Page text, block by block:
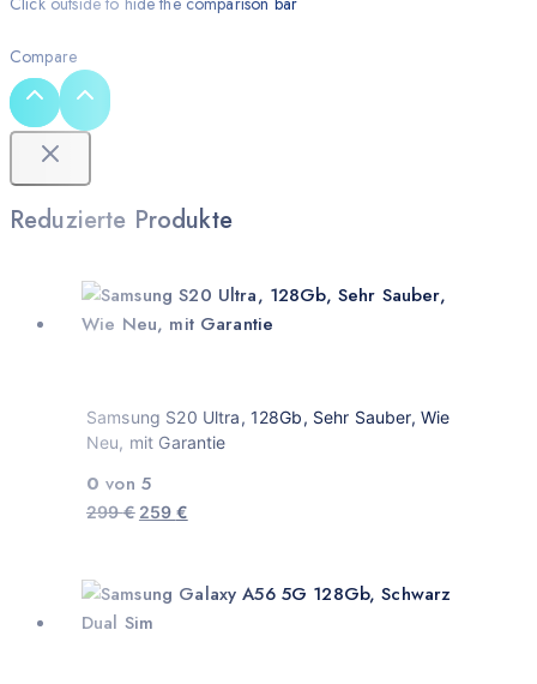
Compare
Reduzierte Produkte
Samsung S20 Ultra, 128Gb, Sehr Sauber, Wie
Neu, mit Garantie
0 von 5
299€ 259 €